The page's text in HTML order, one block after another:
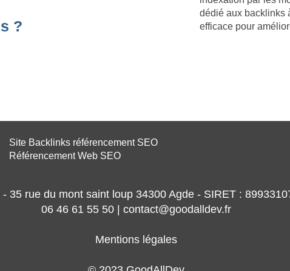
?
dédié aux backlinks
efficace pour
Site Backlinks référencement SEO
Référencement Web SEO
35 rue du mont saint loup 34300 Agde - SIRET :
06 46 61 55 50 | contact@goodalldev.fr
Mentions légales